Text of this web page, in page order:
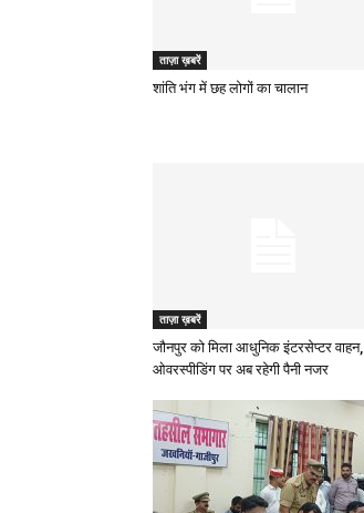
ताज़ा ख़बरें
शांति भंग में छह लोगों का चालान
ताज़ा ख़बरें
जौनपुर को मिला आधुनिक इंटरसेप्टर वाहन,
ओवरस्पीडिंग पर अब रहेगी पैनी नजर